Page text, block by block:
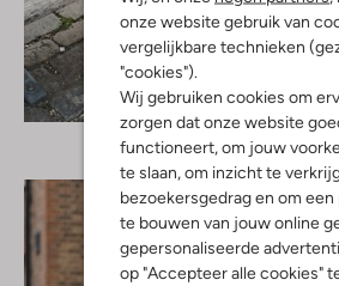
onze website gebruik van
vergelijkbare technieken
"cookies").
Wij gebruiken cookies om
zorgen dat onze website
functioneert, om jouw
te slaan, om inzicht te
bezoekersgedrag en om
te bouwen van jouw online
gepersonaliseerde
op "Accepteer alle cookies"
Ontdek de look